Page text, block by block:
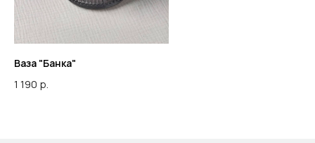
Ваза "Банка"
1 190 р.